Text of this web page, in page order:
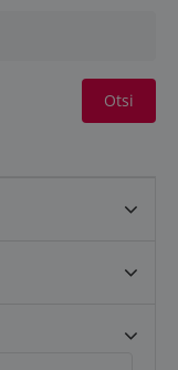
Otsi